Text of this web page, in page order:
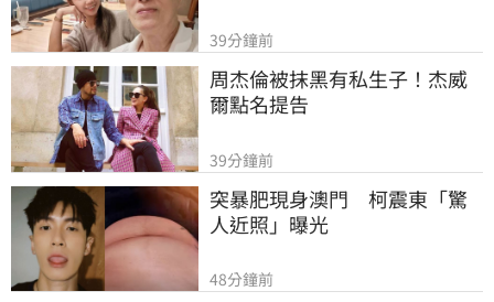
39分鐘前
周杰倫被抹黑有私生子！杰威
爾點名提告
39分鐘前
突暴肥現身澳門　柯震東「驚
人近照」曝光
48分鐘前